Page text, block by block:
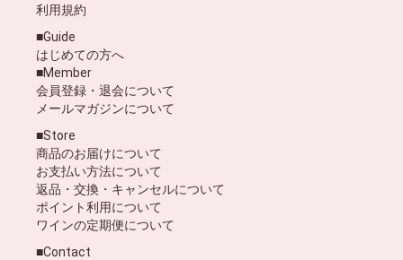
利用規約
■Guide
はじめての方へ
■Member
会員登録・退会について
メールマガジンについて
■Store
商品のお届けについて
お支払い方法について
返品・交換・キャンセルについて
ポイント利用について
ワインの定期便について
■Contact